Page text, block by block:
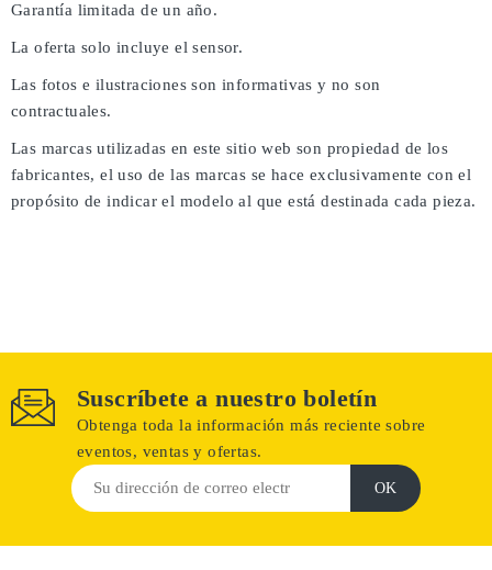
Garantía limitada de un año.
La oferta solo incluye el sensor.
Las fotos e ilustraciones son informativas y no son
contractuales.
Las marcas utilizadas en este sitio web son propiedad de los
fabricantes, el uso de las marcas se hace exclusivamente con el
propósito de indicar el modelo al que está destinada cada pieza.
Suscríbete a nuestro boletín
Obtenga toda la información más reciente sobre
eventos, ventas y ofertas.